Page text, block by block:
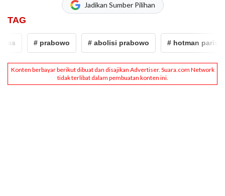
Jadikan Sumber Pilihan
TAG
# prabowo # abolisi prabowo # hotman paris